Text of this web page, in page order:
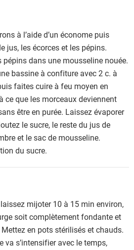
à l’aide d’un économe puis
jus, les écorces et les pépins.
pépins dans une mousseline nouée.
bassine à confiture avec 2 c. à
faites cuire à feu moyen en
ce que les morceaux deviennent
être en purée. Laissez évaporer
le sucre, le reste du jus de
et le sac de mousseline.
du sucre.
mijoter 10 à 15 min environ,
soit complètement fondante et
en pots stérilisés et chauds.
va s’intensifier avec le temps,